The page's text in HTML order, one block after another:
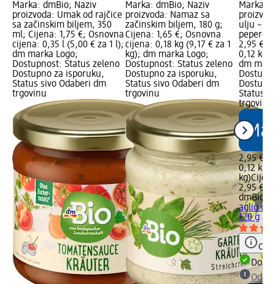
Marka: dmBio; Naziv
proizvoda: Umak od rajčice
sa začinskim biljem, 350
ml; Cijena: 1,75 €; Osnovna
cijena: 0,35 l (5,00 € za 1 l);
dm marka Logo;
Dostupnost: Status zeleno
Dostupno za isporuku,
Status sivo Odaberi dm
trgovinu
Marka: dmBio; Naziv
proizvoda: Namaz sa
začinskim biljem, 180 g;
Cijena: 1,65 €; Osnovna
cijena: 0,18 kg (9,17 € za 1
kg); dm marka Logo;
Dostupnost: Status zeleno
Dostupno za isporuku,
Status sivo Odaberi dm
trgovinu
Marka:
ulju –
2,95 €;
0,12 kg
dm
Status
trgovinu
2,95 €
0,12 kg
kg)
2,95 €
dmBio
aglio
120 g